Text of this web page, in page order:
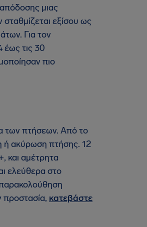
μιας
εξίσου ως
Για τον
τις 30
πιο
των πτήσεων. Από το
ή ακύρωση πτήσης. 12
και αμέτρητα
ελεύθερα στο
προστασία, κατεβάστε